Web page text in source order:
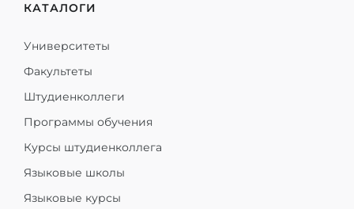
КАТАЛОГИ
Университеты
Факультеты
Штудиенколлеги
Программы обучения
Курсы штудиенколлега
Языковые школы
Языковые курсы